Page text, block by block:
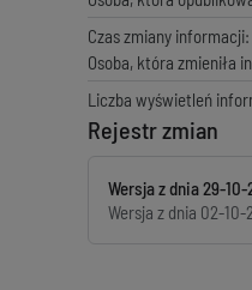
Czas zmiany informacji:
Osoba, która zmieniła
Liczba wyświetleń
Rejestr zmian
Wersja z dnia29-10-
Wersja z dnia 02-10-